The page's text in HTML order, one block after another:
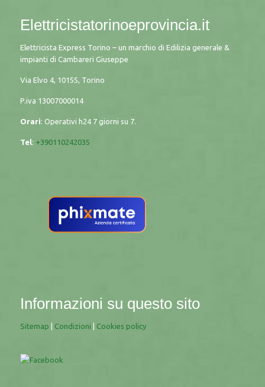
Elettricistatorinoeprovincia.it
Elettricista Express Torino – un marchio di Edilizia generale &
impianti di Cambareri Giuseppe
Via Elvo 4, 10155, Torino
P.iva 13007000014
Orari: Operativi h24 7 giorni su 7.
Tel: +390110242035
Informazioni su questo sito
Sitemap Condizioni Cookies policy